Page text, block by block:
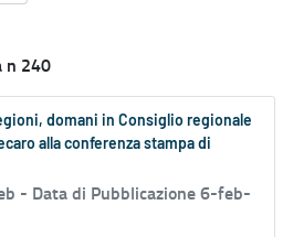
n 240
domani in Consiglio regionale
alla conferenza stampa di
- Data di Pubblicazione 6-feb-